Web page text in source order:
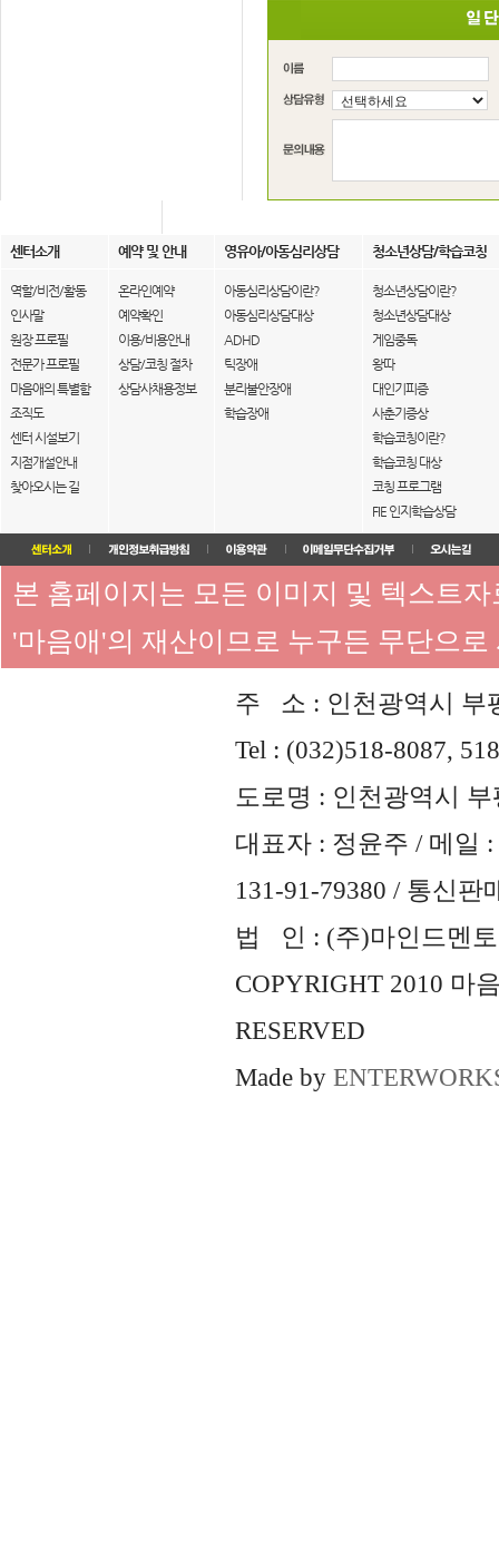
센터소개 예약 및 안내 영유아/아동심리상담 청소년상담/학습코칭
역할/비전/활동
인사말
원장 프로필
전문가 프로필
마음애의 특별함
조직도
센터 시설보기
지점개설안내
찾아오시는 길
온라인예약
예약확인
이용/비용안내
상담/코칭 절차
상담사채용정보
아동심리상담이란?
아동심리상담대상
ADHD
틱장애
분리불안장애
학습장애
청소년상담이란?
청소년상담대상
게임중독
왕따
대인기피증
사춘기증상
학습코칭이란?
학습코칭 대상
코칭 프로그램
FIE 인지학습상담
본 홈페이지는 모든 이미지 및 텍스트
'마음애'의 재산이므로 누구든 무단으
주 소 : 인천광역시 부
Tel : (032)518-8087,
도로명 : 인천광역시
대표자 : 정윤주 / 메일 :
131-91-79380 / 통신판
법 인 : (주)마인드멘토
COPYRIGHT 2010 마
RESERVED
Made by